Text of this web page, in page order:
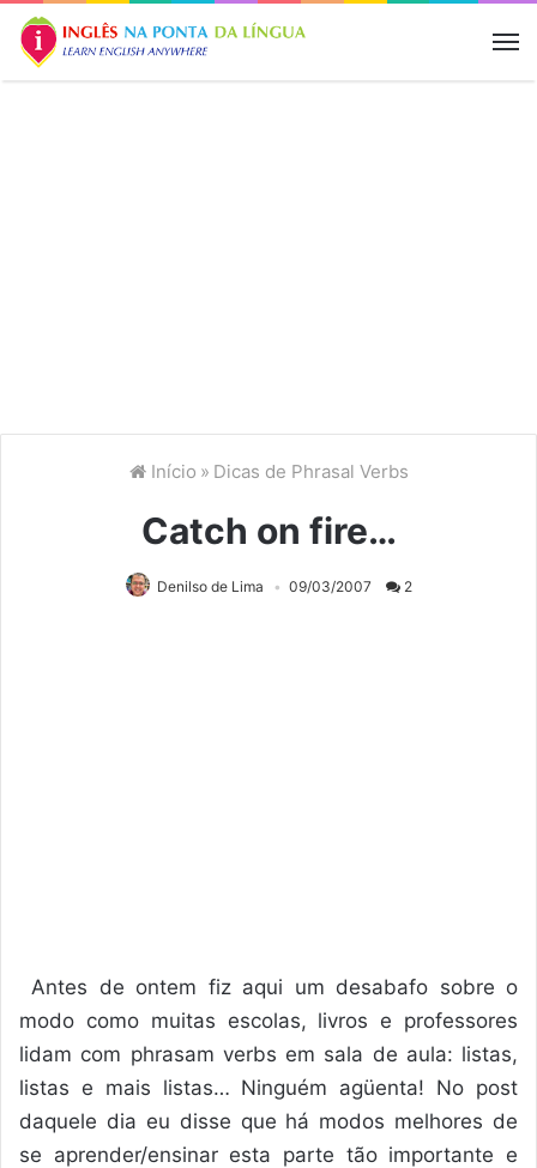
Início » Dicas de Phrasal Verbs
Catch on fire…
Denilso de Lima 09/03/2007 2
Antes de ontem fiz aqui um desabafo sobre o
modo como muitas escolas, livros e professores
lidam com phrasam verbs em sala de aula: listas,
listas e mais listas… Ninguém agüenta! No post
daquele dia eu disse que há modos melhores de
se aprender/ensinar esta parte tão importante e